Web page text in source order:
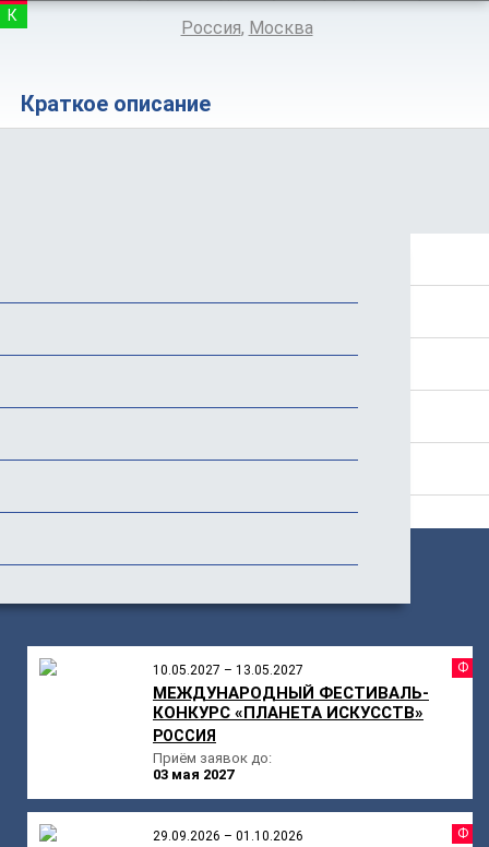
КОНКУРС
Россия, Москва
Краткое описание
10.05.2027 – 13.05.2027
МЕЖДУНАРОДНЫЙ ФЕСТИВАЛЬ-
КОНКУРС «ПЛАНЕТА ИСКУССТВ»
РОССИЯ
Приём заявок до:
03 мая 2027
29.09.2026 – 01.10.2026